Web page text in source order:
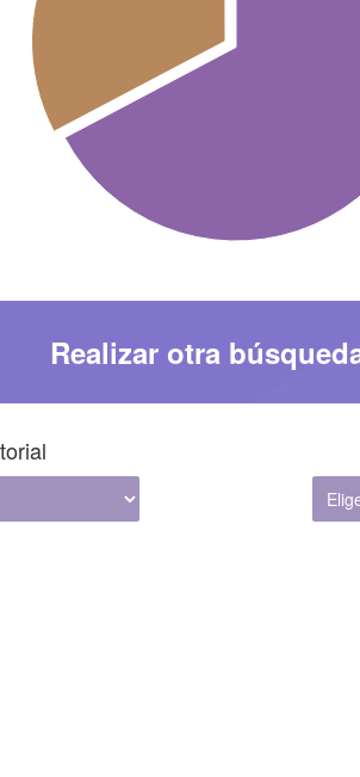
de origen de las y los ciudadanos
Realizar otra